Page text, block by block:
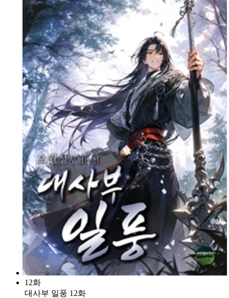
12화
대사부 일풍 12화